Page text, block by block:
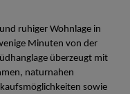
ruhiger Wohnlage in
Minuten von der
überzeugt mit
naturnahen
sowie